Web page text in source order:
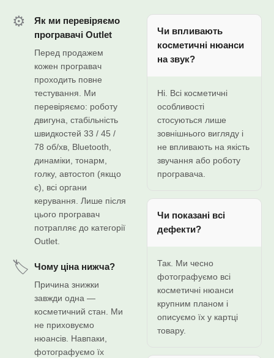
⚙️
Як ми перевіряємо
програвачі Outlet
Перед продажем
кожен програвач
проходить повне
тестування. Ми
перевіряємо: роботу
двигуна, стабільність
швидкостей 33 / 45 /
78 об/хв, Bluetooth,
динаміки, тонарм,
голку, автостоп (якщо
є), всі органи
керування. Лише після
цього програвач
потрапляє до категорії
Outlet.
🏷️
Чому ціна нижча?
Причина знижки
завжди одна —
косметичний стан. Ми
не приховуємо
нюансів. Навпаки,
фотографуємо їх
Чи впливають
косметичні нюанси
на звук?
Ні. Всі косметичні
особливості
стосуються лише
зовнішнього вигляду і
не впливають на якість
звучання або роботу
програвача.
Чи показані всі
дефекти?
Так. Ми чесно
фотографуємо всі
косметичні нюанси
крупним планом і
описуємо їх у картці
товару.